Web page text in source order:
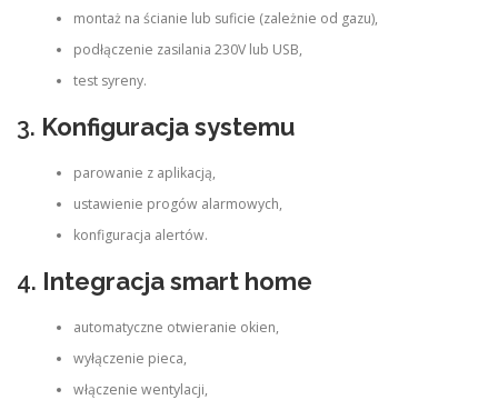
montaż na ścianie lub suficie (zależnie od gazu),
podłączenie zasilania 230V lub USB,
test syreny.
3. Konfiguracja systemu
parowanie z aplikacją,
ustawienie progów alarmowych,
konfiguracja alertów.
4. Integracja smart home
automatyczne otwieranie okien,
wyłączenie pieca,
włączenie wentylacji,